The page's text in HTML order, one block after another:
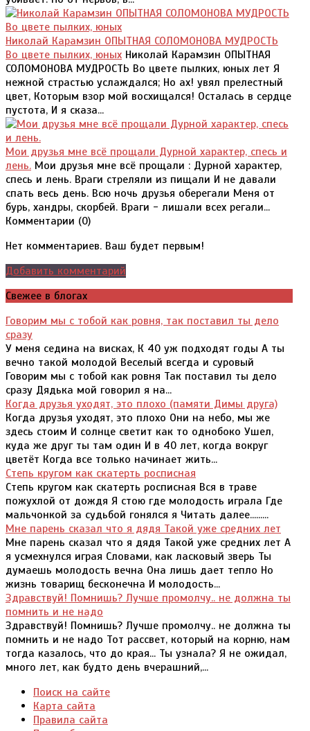
Николай Карамзин ОПЫТНАЯ СОЛОМОНОВА МУДРОСТЬ
Во цвете пылких, юных Николай Карамзин ОПЫТНАЯ
СОЛОМОНОВА МУДРОСТЬ Во цвете пылких, юных лет Я
нежной страстью услаждался; Но ах! увял прелестный
цвет, Которым взор мой восхищался! Осталась в сердце
пустота, И я сказа...
Мои друзья мне всё прощали Дурной характер, спесь и
лень. Мои друзья мне всё прощали : Дурной характер,
спесь и лень. Враги стреляли из пищали И не давали
спать весь день. Всю ночь друзья оберегали Меня от
бурь, хандры, скорбей. Враги - лишали всех регали...
Комментарии (0)
Нет комментариев. Ваш будет первым!
Добавить комментарий
Свежее в блогах
Говорим мы с тобой как ровня, так поставил ты дело
сразу
У меня седина на висках, К 40 уж подходят годы А ты
вечно такой молодой Веселый всегда и суровый
Говорим мы с тобой как ровня Так поставил ты дело
сразу Дядька мой говорил я на...
Когда друзья уходят, это плохо (памяти Димы друга)
Когда друзья уходят, это плохо Они на небо, мы же
здесь стоим И солнце светит как то однобоко Ушел,
куда же друг ты там один И в 40 лет, когда вокруг
цветёт Когда все только начинает жить...
Степь кругом как скатерть росписная
Степь кругом как скатерть росписная Вся в траве
пожухлой от дождя Я стою где молодость играла Где
мальчонкой за судьбой гонялся я Читать далее.........
Мне парень сказал что я дядя Такой уже средних лет
Мне парень сказал что я дядя Такой уже средних лет А
я усмехнулся играя Словами, как ласковый зверь Ты
думаешь молодость вечна Она лишь дает тепло Но
жизнь товарищ бесконечна И молодость...
Здравствуй! Помнишь? Лучше промолчу.. не должна ты
помнить и не надо
Здравствуй! Помнишь? Лучше промолчу.. не должна ты
помнить и не надо Тот рассвет, который на корню, нам
тогда казалось, что до края... Ты узнала? Я не ожидал,
много лет, как будто день вчерашний,...
Поиск на сайте
Карта сайта
Правила сайта